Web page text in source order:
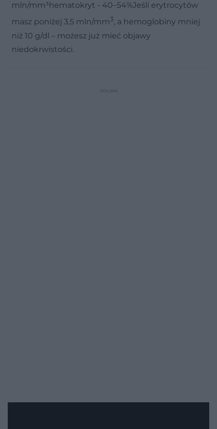
mln/mm³hematokryt - 40–54%Jeśli erytrocytów
masz poniżej 3,5 mln/mm3, a hemoglobiny mniej
niż 10 g/dl – możesz już mieć objawy
niedokrwistości.